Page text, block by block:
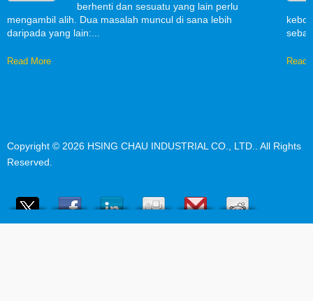
berhenti dan sesuatu yang lain perlu
mengambil alih. Dua masalah muncul di sana lebih
daripada yang lain:...
Read More Read
Copyright © 2026 HSING CHAU INDUSTRIAL CO., LTD.. All Rights
Reserved.